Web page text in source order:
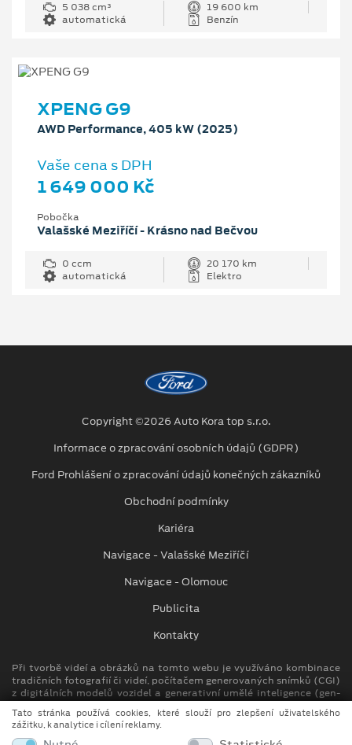
5 038 cm³
19 600 km
automatická
Benzín
XPENG G9
AWD Performance, 405 kW (2025)
Vaše cena s DPH
1 649 000 Kč
Pobočka
Valašské Meziříčí - Krásno nad Bečvou
0 ccm
20 170 km
automatická
Elektro
Copyright ©2026 Auto Kora top s.r.o.
Informace o zpracování osobních údajů (GDPR)
Ford Prohlášení o zpracování údajů konečných zákazníků
Obchodní podmínky
Kariéra
Navigace - Valašské Meziříčí
Navigace - Olomouc
Publicita
Kontakty
Při tvorbě videí a obrázků na tomto webu je využíváno kombinace
tradičních fotografií či videí, počítačem generovaných snímků (CGI)
z digitálních modelů vozidel a generativní umělé inteligence (gen-
Auto Kora top s.r.o.
Tato stránka používá cookies, které slouží pro zlepšení uživatelského
zážitku, k analytice i cílení reklamy.